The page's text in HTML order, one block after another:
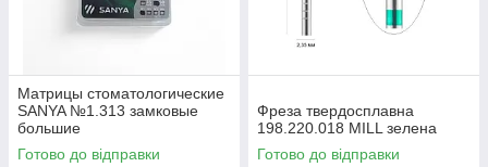
Матрицы стоматологические
SANYA №1.313 замковые
большие
Готово до відправки
Фреза твердосплавна
198.220.018 MILL зелена
Готово до відправки